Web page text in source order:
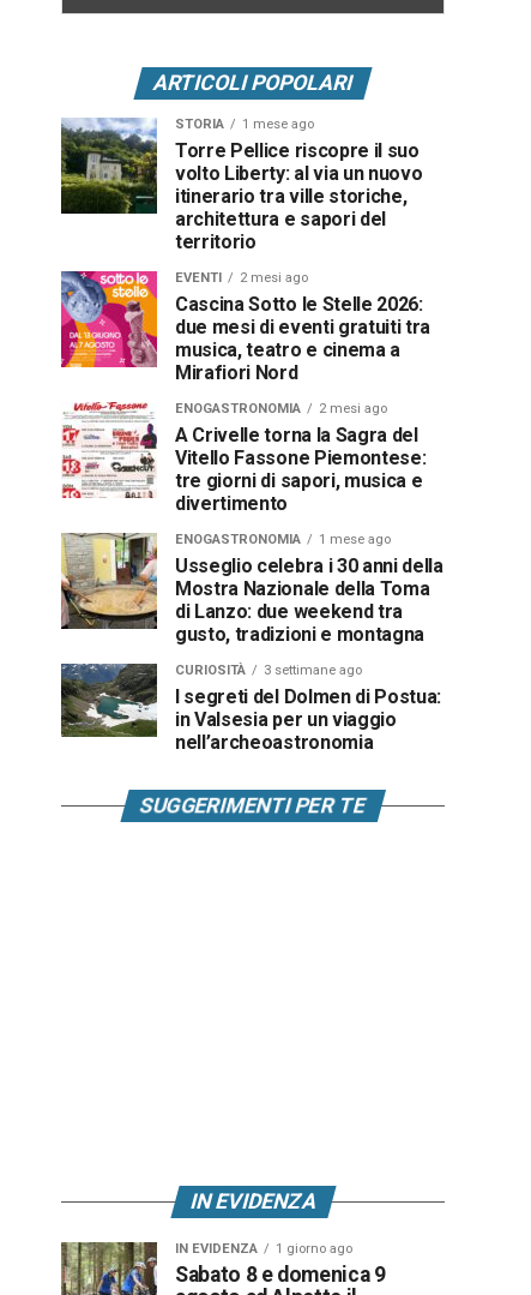
ARTICOLI POPOLARI
STORIA 1 mese ago
Torre Pellice riscopre il suo
volto Liberty: al via un nuovo
itinerario tra ville storiche,
architettura e sapori del
territorio
EVENTI 2 mesi ago
Cascina Sotto le Stelle 2026:
due mesi di eventi gratuiti tra
musica, teatro e cinema a
Mirafiori Nord
ENOGASTRONOMIA 2 mesi ago
A Crivelle torna la Sagra del
Vitello Fassone Piemontese:
tre giorni di sapori, musica e
divertimento
ENOGASTRONOMIA 1 mese ago
Usseglio celebra i 30 anni della
Mostra Nazionale della Toma
di Lanzo: due weekend tra
gusto, tradizioni e montagna
CURIOSITÀ 3 settimane ago
I segreti del Dolmen di Postua:
in Valsesia per un viaggio
nell’archeoastronomia
SUGGERIMENTI PER TE
IN EVIDENZA
IN EVIDENZA 1 giorno ago
Sabato 8 e domenica 9